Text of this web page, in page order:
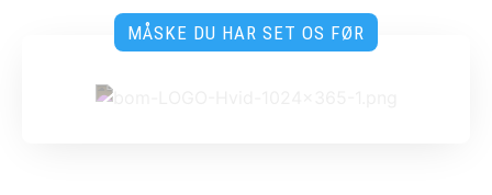
MÅSKE DU HAR SET OS FØR